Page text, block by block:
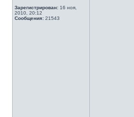
Зарегистрирован: 16 ноя,
2010, 20:12
Сообщения: 21543